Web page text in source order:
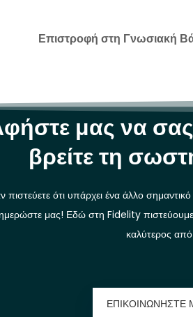
Επιστροφή στη Γνωσιακή
μας να
βρείτε τη
πιστεύετε ότι υπάρχει ένα άλλο
μας! Εδώ στη Fidelity πιστεύουμε
καλύτερος
ΕΠΙΚΟΙΝΩΝΗΣΤΕ